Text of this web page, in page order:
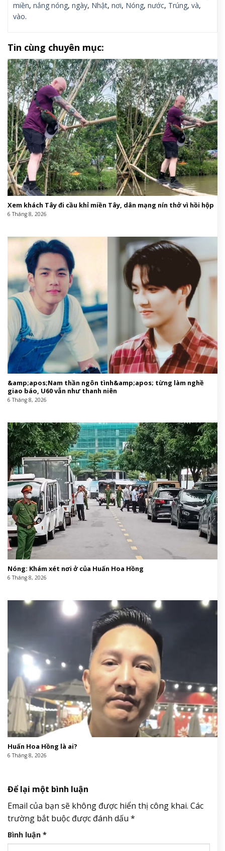
miền, nắng nóng, ngày, Nhật, nơi, Nóng, nước, Trúng, và,
vào.
Tin cùng chuyên mục:
Xem khách Tây đi cầu khỉ miền Tây, dân mạng nín thở vì hồi hộp
6 Tháng 8, 2026
&amp;apos;Nam thần ngôn tình&amp;apos; từng làm nghề
giao báo, U60 vẫn như thanh niên
6 Tháng 8, 2026
Nóng: Khám xét nơi ở của Huấn Hoa Hồng
6 Tháng 8, 2026
Huấn Hoa Hồng là ai?
6 Tháng 8, 2026
Để lại một bình luận
Email của bạn sẽ không được hiển thị công khai. Các
trường bắt buộc được đánh dấu *
Bình luận *